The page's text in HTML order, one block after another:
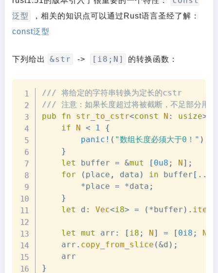
泛型
，相关的知识点可以通过Rust语言圣经了解：
const泛型
下列给出 &str -> [i8;N] 的转换函数：
/// 将给定的字符串转换为定长的cstr
/// 注意：如果长度超过将被截断，不足部分用
pub
fn str_to_cstr<const N : usize>
if
N < 1
{
panic! ( "数组长度必须大于0！" )
}
let buffer = &mut [ 0u8 ; N] ;
for
( place , data ) in buffer [ ..
*place = *data ;
}
let d : Vec<i8> = ( *buffer ) . iter
let mut arr : [ i8 ; N] = [ 0i8 ; N
    arr
. copy_from_slice (&d ) ;
}